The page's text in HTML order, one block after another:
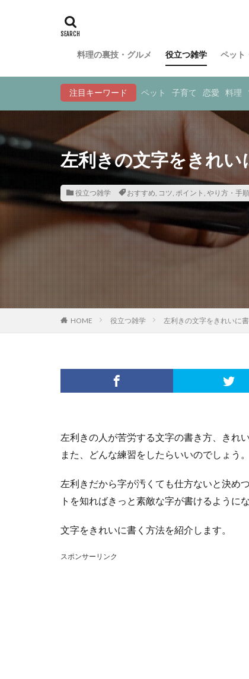
料理の裏技・グルメ 役立つ雑学 ペット
注目キーワード ペット 子育て 恋愛 料理
左利きの文字をきれ
役立つ雑学 おすすめ, コツ, ポイント , やり方・手順
HOME 役立つ雑学 左利きの文字をきれいに
左利きの人が苦労する文字の書き方、きれ
また、どんな練習をしたらいいのでしょう。
左利きだから字が汚くても仕方ないと決め
トを知ればきっと素敵な字が書けるように
文字をきれいに書く方法を紹介します。
スポンサーリンク